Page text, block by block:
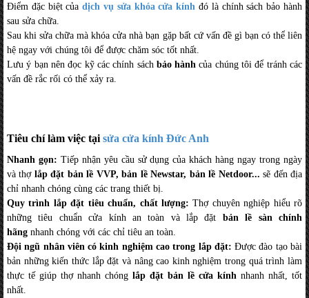
Điểm đặc biệt củadịch vụ sửa khóa cửa kính đó là chính sách bảo hành
sau sửa chữa.
Sau khi sửa chữa mà khóa cửa nhà bạn gặp bất cứ vấn đề gì bạn có thể liên
hệ ngay với chúng tôi để được chăm sóc tốt nhất.
Lưu ý bạn nên đọc kỹ các chính sách bảo hành của chúng tôi để tránh các
vấn đề rắc rối có thể xảy ra.
Tiêu chí làm việc tại sửa cửa kính Đức Anh
Nhanh gọn: Tiếp nhận yêu cầu sử dụng của khách hàng ngay trong ngày
và thợ lắp đặt bản lề VVP, bản lề Newstar, bản lề Netdoor... sẽ đến địa
chỉ nhanh chóng cùng các trang thiết bị.
Quy trình lắp đặt tiêu chuẩn, chất lượng: Thợ chuyên nghiệp hiểu rõ
những tiêu chuẩn cửa kính an toàn và lắp đặt bản lề sàn chính
hãng nhanh chóng với các chỉ tiêu an toàn.
Đội ngũ nhân viên có kinh nghiệm cao trong lắp đặt: Được đào tạo bài
bản những kiến thức lắp đặt và nâng cao kinh nghiệm trong quá trình làm
thực tế giúp thợ nhanh chóng lắp đặt bản lề cửa kính nhanh nhất, tốt
nhất.